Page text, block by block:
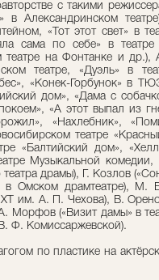
с такими
в Александринском
«Тот этот свет» в
сама по себе» в
на Фонтанке и др.),
театре, «Дуэль» в
«Конек-Горбунок» в
дом», «Дама с
«А этот выпал из
«Нахлебник»,
театре
«Балтийский дом»,
Музыкальной комедии,
драмы), Г. Козлов
в Омском драмтеатре), М.
им. А. П. Чехова), В.
Морфов («Визит дамы» в
Ф. Комиссаржевской).
по пластике на